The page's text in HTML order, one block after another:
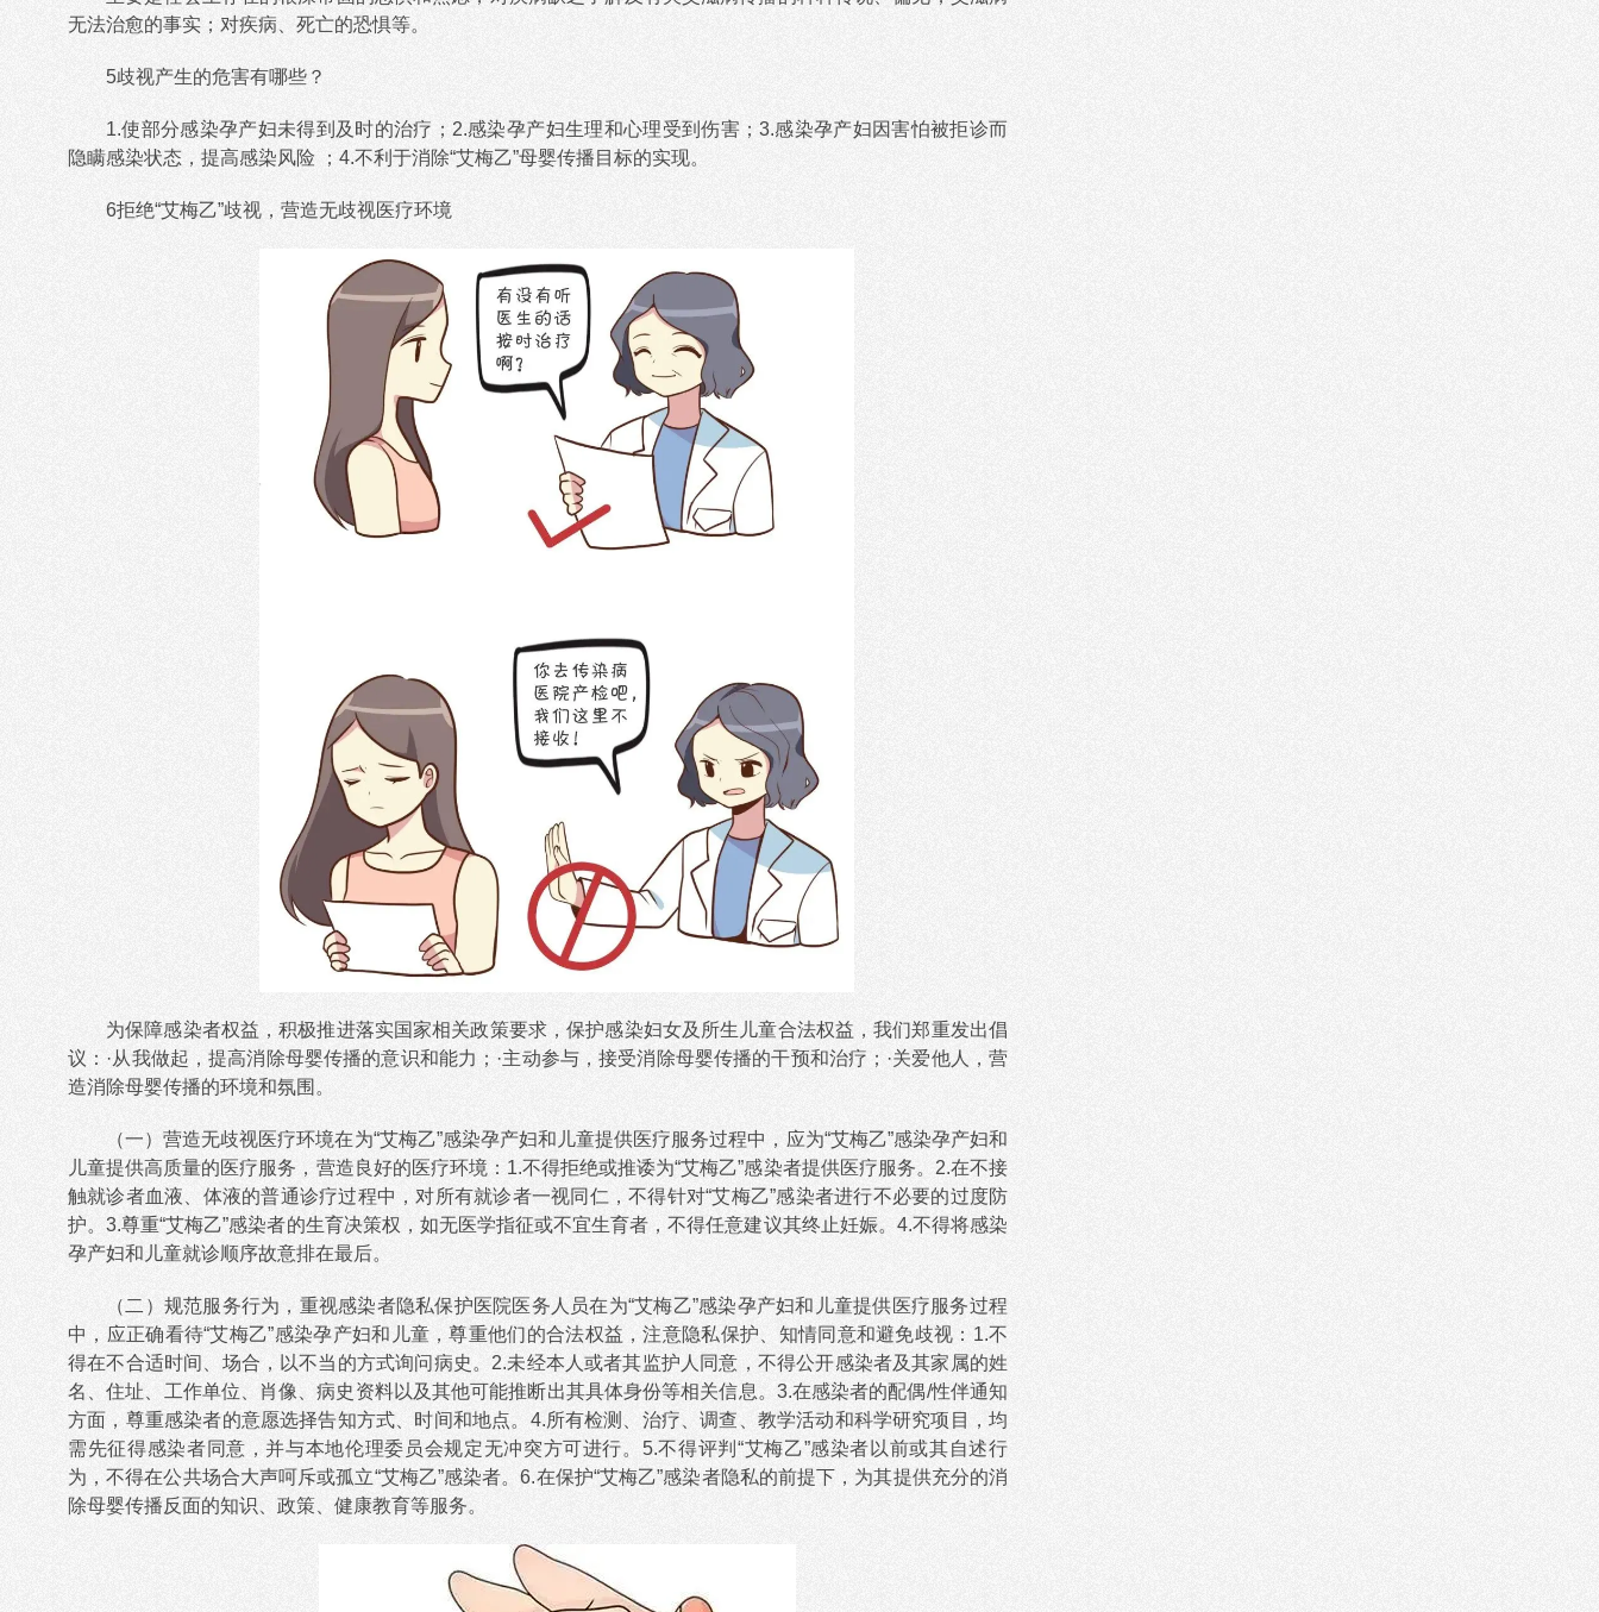
无法治愈的事实；对疾病、死亡的恐惧等。
5歧视产生的危害有哪些？
1.使部分感染孕产妇未得到及时的治疗；2.感染孕产妇生理和心理受到伤害；3.感染孕产妇因害怕被拒诊而
隐瞒感染状态，提高感染风险 ；4.不利于消除“艾梅乙”母婴传播目标的实现。
6拒绝“艾梅乙”歧视，营造无歧视医疗环境
为保障感染者权益，积极推进落实国家相关政策要求，保护感染妇女及所生儿童合法权益，我们郑重发出倡
议：·从我做起，提高消除母婴传播的意识和能力；·主动参与，接受消除母婴传播的干预和治疗；·关爱他人，营
造消除母婴传播的环境和氛围。
（一）营造无歧视医疗环境在为“艾梅乙”感染孕产妇和儿童提供医疗服务过程中，应为“艾梅乙”感染孕产妇和
儿童提供高质量的医疗服务，营造良好的医疗环境：1.不得拒绝或推诿为“艾梅乙”感染者提供医疗服务。2.在不接
触就诊者血液、体液的普通诊疗过程中，对所有就诊者一视同仁，不得针对“艾梅乙”感染者进行不必要的过度防
护。3.尊重“艾梅乙”感染者的生育决策权，如无医学指征或不宜生育者，不得任意建议其终止妊娠。4.不得将感染
孕产妇和儿童就诊顺序故意排在最后。
（二）规范服务行为，重视感染者隐私保护医院医务人员在为“艾梅乙”感染孕产妇和儿童提供医疗服务过程
中，应正确看待“艾梅乙”感染孕产妇和儿童，尊重他们的合法权益，注意隐私保护、知情同意和避免歧视：1.不
得在不合适时间、场合，以不当的方式询问病史。2.未经本人或者其监护人同意，不得公开感染者及其家属的姓
名、住址、工作单位、肖像、病史资料以及其他可能推断出其具体身份等相关信息。3.在感染者的配偶/性伴通知
方面，尊重感染者的意愿选择告知方式、时间和地点。4.所有检测、治疗、调查、教学活动和科学研究项目，均
需先征得感染者同意，并与本地伦理委员会规定无冲突方可进行。5.不得评判“艾梅乙”感染者以前或其自述行
为，不得在公共场合大声呵斥或孤立“艾梅乙”感染者。6.在保护“艾梅乙”感染者隐私的前提下，为其提供充分的消
除母婴传播反面的知识、政策、健康教育等服务。